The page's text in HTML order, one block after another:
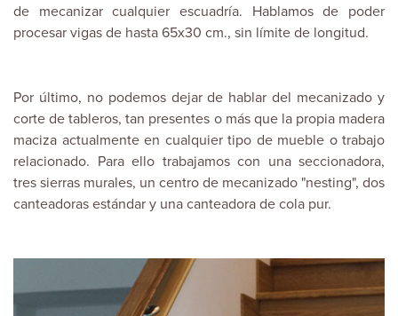
de mecanizar cualquier escuadría. Hablamos de poder
procesar vigas de hasta 65x30 cm., sin límite de longitud.
Por último, no podemos dejar de hablar del mecanizado y
corte de tableros, tan presentes o más que la propia madera
maciza actualmente en cualquier tipo de mueble o trabajo
relacionado. Para ello trabajamos con una seccionadora,
tres sierras murales, un centro de mecanizado "nesting", dos
canteadoras estándar y una canteadora de cola pur.